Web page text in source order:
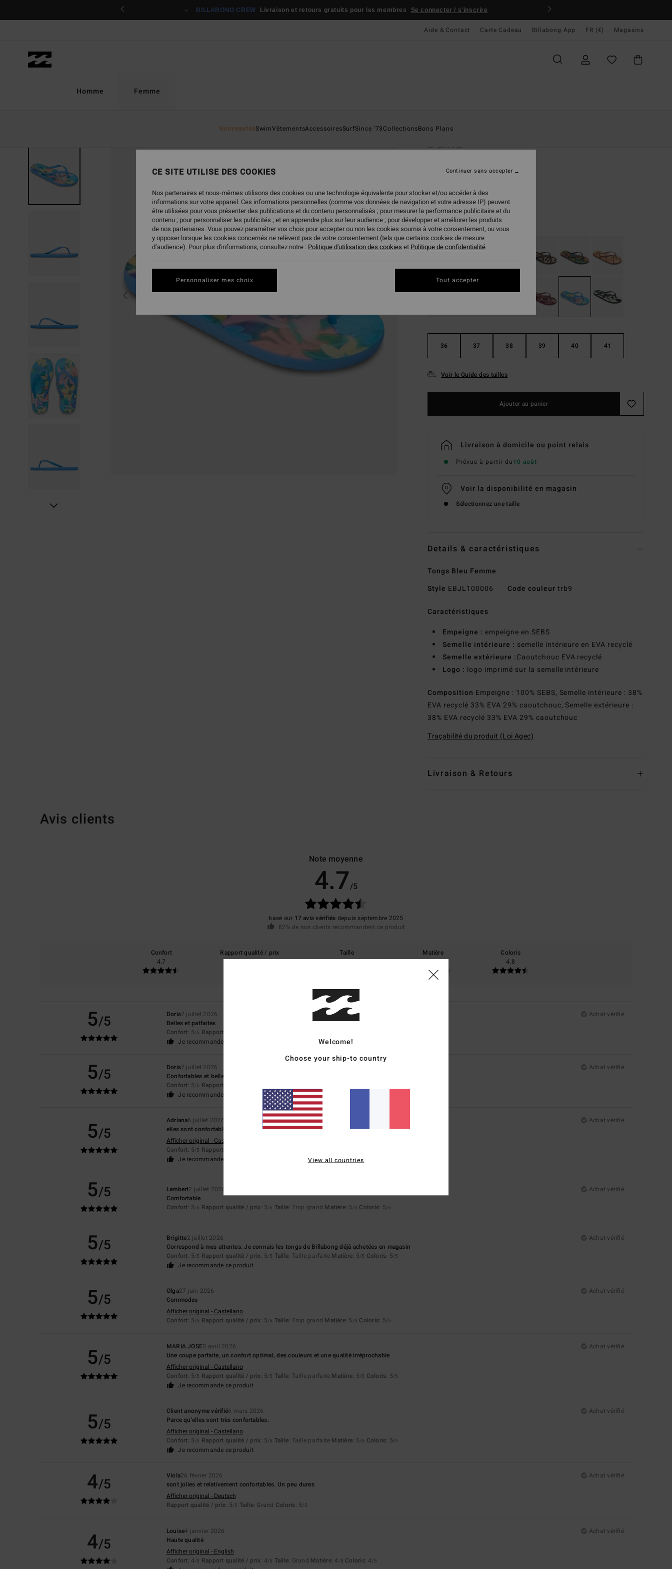
BILLABONG CREW Livraison et retours gratuits pour les membres Se connecter / s'inscrire
Aide & Contact Carte Cadeau Billabong App FR (€) Magasins
Homme Femme
NouveautésSwimVêtementsAccessoiresSurfSince '73CollectionsBons Plans
Dama
(17 Avis)
22,95 €
CouleurAgua Flores
36 37 38 39 40 41
Voir le Guide des tailles
Ajouter au panier
Livraison à domicile ou point relais
Prévue à partir du10 août
Voir la disponibilité en magasin
Sélectionnez une taille
Details & caractéristiques
Tongs Bleu Femme
Style EBJL100006 Code couleur trb9
Caractéristiques
Empeigne : empeigne en SEBS
Semelle intérieure : semelle intérieure en EVA recyclé
Semelle extérieure :Caoutchouc EVA recyclé
Logo : logo imprimé sur la semelle intérieure
Composition Empeigne : 100% SEBS, Semelle intérieure : 38%
EVA recyclé 33% EVA 29% caoutchouc, Semelle extérieure :
38% EVA recyclé 33% EVA 29% caoutchouc
Traçabilité du produit (Loi Agec)
Livraison & Retours
Avis clients
Note moyenne
4.7/5
basé sur 17 avis vérifiés depuis septembre 2025
82% de nos clients recommandent ce produit
Confort
4.7
Rapport qualité / prix
4.7
Taille
Matière
4.7
Coloris
4.8
5/5 Doris7 juillet 2026
Achat vérifié
Belles et patfaites
Confort: 5/5 Rapport qualité / prix
Je recommande ce produit
5/5 Doris7 juillet 2026
Achat vérifié
Confortables et belles
Confort: 5/5 Rapport qualité / prix
Je recommande ce produit
5/5
Adriana6 juillet 2026
Achat vérifié
elles sont confortables
Afficher original - Castellano
Confort: 5/5 Rapport qualité / prix
Je recommande ce produit
5/5 Lambert2 juillet 2026
Achat vérifié
Comfortable
Confort: 5/5 Rapport qualité / prix: 5/5 Taille: Trop grand Matière: 5 /5 Coloris: 5/5
5/5 Brigitte2 juillet 2026
Achat vérifié
Correspond à mes attentes. Je connais les tongs de Billabong déjà achetées en magasin
Confort: 5/5 Rapport qualité / prix: 5/5 Taille: Taille parfaite Matière: 5/5 Coloris: 5/5
Je recommande ce produit
5/5 Olga27 juin 2026
Achat vérifié
Commodes
Afficher original - Castellano
Confort: 5/5 Rapport qualité / prix: 5/5 Taille: Trop grand Matière: 5 /5 Coloris: 5/5
5/5
MARIA JOSE5 avril 2026
Achat vérifié
Une coupe parfaite, un confort optimal, des couleurs et une qualité irréprochable
Afficher original - Castellano
Confort: 5/5 Rapport qualité / prix: 5/5 Taille: Taille parfaite Matière: 5/5 Coloris: 5/5
Je recommande ce produit
5/5
Client anonyme vérifié6 mars 2026
Achat vérifié
Parce qu'elles sont très confortables.
Afficher original - Castellano
Confort: 5/5 Rapport qualité / prix: 5/5 Taille: Taille parfaite Matière: 5/5 Coloris: 5/5
Je recommande ce produit
4/5 Viola26 février 2026
Achat vérifié
sont jolies et relativement confortables. Un peu dures
Afficher original - Deutsch
Rapport qualité / prix: 5/5 Taille: Grand Coloris: 5/5
4/5
Louise4 janvier 2026
Achat vérifié
Haute qualité
Afficher original - English
Confort: 4/5 Rapport qualité / prix: 4/5 Taille: Grand Matière: 4 /5 Coloris: 4 /5
Welcome!
Choose your ship-to country
View all countries
CE SITE UTILISE DES COOKIES
Nos partenaires et nous-mêmes utilisons des cookies ou une technologie équivalente pour stocker et/ou accéder à des
informations sur votre appareil. Ces informations personnelles (comme vos données de navigation et votre adresse IP) peuvent
être utilisées pour vous présenter des publications et du contenu personnalisés ; pour mesurer la performance publicitaire et du
contenu ; pour personnaliser les publicités ; et en apprendre plus sur leur audience ; pour développer et améliorer les produits
de nos partenaires. Vous pouvez paramétrer vos choix pour accepter ou non les cookies soumis à votre consentement, ou vous
y opposer lorsque les cookies concernés ne relèvent pas de votre consentement (tels que certains cookies de mesure
d’audience). Pour plus d'informations, consultez notre : Politique d'utilisation des cookies et Politique de confidentialité
Personnaliser mes choix
Continuer sans accepter
Tout accepter